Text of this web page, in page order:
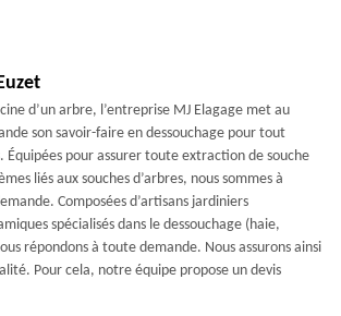
d’un arbre, l’entreprise MJ Elagage met au
son savoir-faire en dessouchage pour tout
Équipées pour assurer toute extraction de souche
liés aux souches d’arbres, nous sommes à
Composées d’artisans jardiniers
spécialisés dans le dessouchage (haie,
répondons à toute demande. Nous assurons ainsi
Pour cela, notre équipe propose un devis